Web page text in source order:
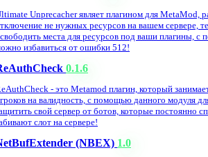
Unprecacher являет плагином для MetaMod,
не нужных ресурсов на вашем сервере,
места для ресурсов под ваши плагины,
избавиться от ошибки 512!
0.1.6
- это Metamod плагин, который
на валидность, с помощью данного модуля
свой сервер от ботов, которые постоянно
слот на сервере!
(NBEX) 1.0